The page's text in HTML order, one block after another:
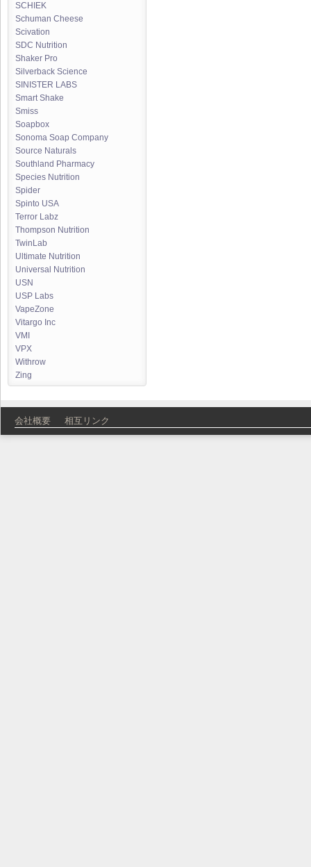
SCHIEK
Schuman Cheese
Scivation
SDC Nutrition
Shaker Pro
Silverback Science
SINISTER LABS
Smart Shake
Smiss
Soapbox
Sonoma Soap Company
Source Naturals
Southland Pharmacy
Species Nutrition
Spider
Spinto USA
Terror Labz
Thompson Nutrition
TwinLab
Ultimate Nutrition
Universal Nutrition
USN
USP Labs
VapeZone
Vitargo Inc
VMI
VPX
Withrow
Zing
会社概要 相互リンク